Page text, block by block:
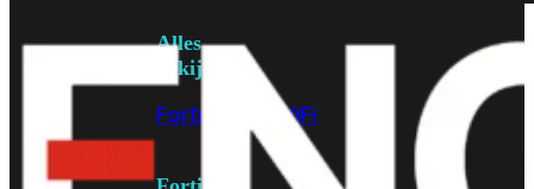
Alles
bekijken
FortiAP FortiWiFi